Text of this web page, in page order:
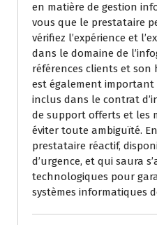
en matière de gestion
vous que le prestataire
vérifiez l’expérience et
dans le domaine de
références clients et son
est également important
inclus dans le contrat
de support offerts et les
éviter toute ambiguïté.
prestataire réactif,
d’urgence, et qui saura
technologiques pour
systèmes informatiques